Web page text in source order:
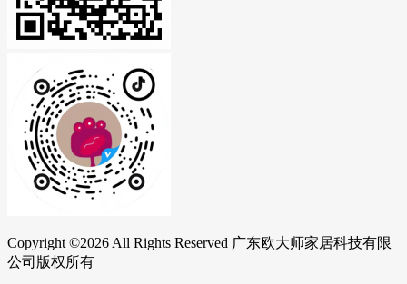
Copyright ©2026 All Rights Reserved 广东欧大师家居科技有限
公司版权所有